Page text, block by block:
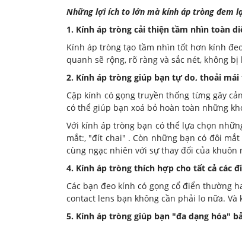
Những lợi ích to lớn mà kính áp tròng đem
1. Kính áp tròng cải thiện tầm nhìn toàn
Kính áp tròng tạo tầm nhìn tốt hơn kính
quanh sẽ rộng, rõ ràng và sắc nét, không
2. Kính áp tròng giúp bạn tự do, thoải
Cặp kính có gọng truyền thống từng gây
có thể giúp bạn xoá bỏ hoàn toàn những
Với kính áp tròng bạn có thể lựa chọn
mắt:, "đít chai" . Còn những bạn có đôi
cùng ngạc nhiên với sự thay đổi của
4. Kính áp tròng thích hợp cho tất cả các
Các bạn đeo kính có gọng cổ điển thường
contact lens bạn không cần phải lo nữa.
5. Kính áp tròng giúp bạn "đa dạng hóa"